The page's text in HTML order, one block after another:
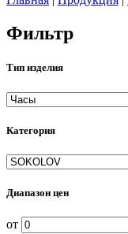
Фильтр
Тип изделия
Категория
Диапазон цен
от